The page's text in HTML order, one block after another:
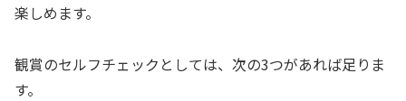
楽しめます。
観賞のセルフチェックとしては、次の3つがあれば足りま
す。